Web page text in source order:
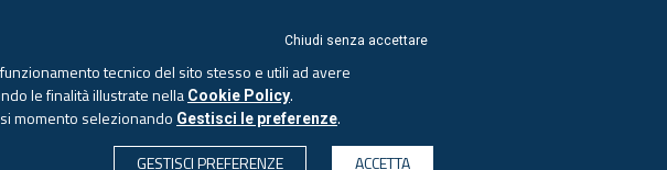
-Aggiornato alle 6.00
ECONOMIA & SOCIETÀ PROFESSIONI
Chiudi senza accettare
tecnico del sito stesso e utili ad avere
le finalità illustrate nella Cookie Policy.
momento selezionando Gestisci le preferenze.
GESTISCI PREFERENZE
ACCETTA